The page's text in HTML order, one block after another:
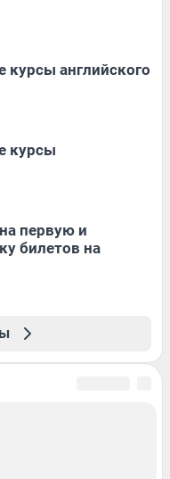
курсы английского
курсы
первую и
билетов на